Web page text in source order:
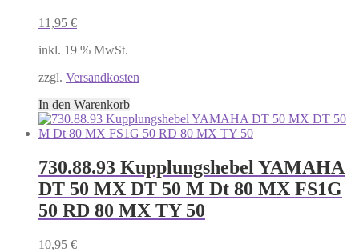
11,95 €
inkl. 19 % MwSt.
zzgl. Versandkosten
In den Warenkorb
730.88.93 Kupplungshebel YAMAHA
DT 50 MX DT 50 M Dt 80 MX FS1G
50 RD 80 MX TY 50
10,95 €